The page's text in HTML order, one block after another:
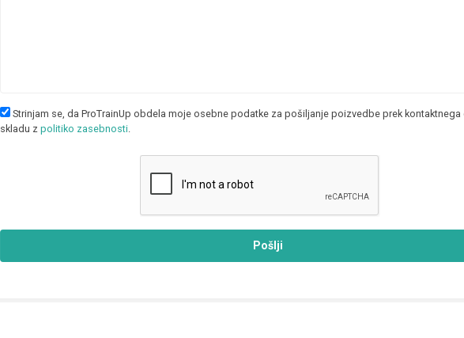
Strinjam se, da ProTrainUp obdela moje osebne podatke za pošiljanje poizvedbe prek kontaktnega
skladu z politiko zasebnosti.
Pošlji